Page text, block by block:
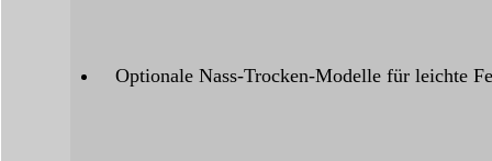
Optionale Nass-Trocken-Modelle für leichte